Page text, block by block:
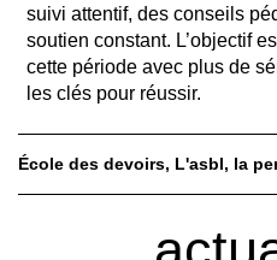
suivi attentif, des conseils
soutien constant. L’objectif
cette période avec plus de
les clés pour réussir.
École des devoirs L'asbl la